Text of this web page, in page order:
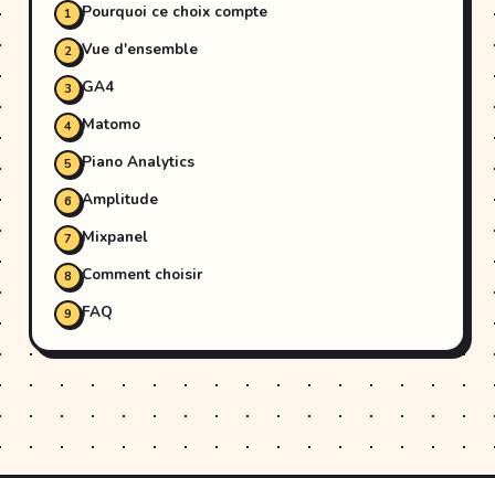
Pourquoi ce choix compte
Vue d'ensemble
GA4
Matomo
Piano Analytics
Amplitude
Mixpanel
Comment choisir
FAQ